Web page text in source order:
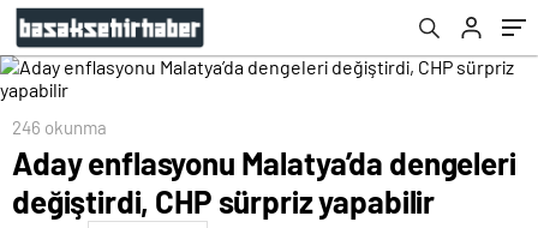
246 okunma
Aday enflasyonu Malatya’da dengeleri
değiştirdi, CHP sürpriz yapabilir